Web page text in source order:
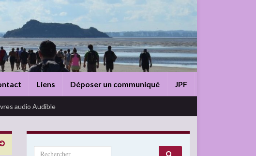
Liens Déposer un communiqué JPF
audio Audible
Search for: